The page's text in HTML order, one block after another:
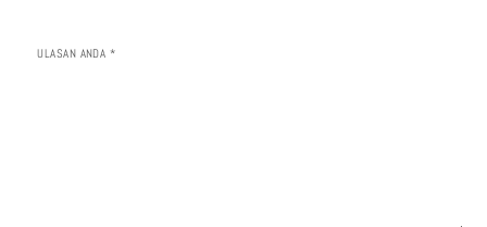
ULASAN ANDA *